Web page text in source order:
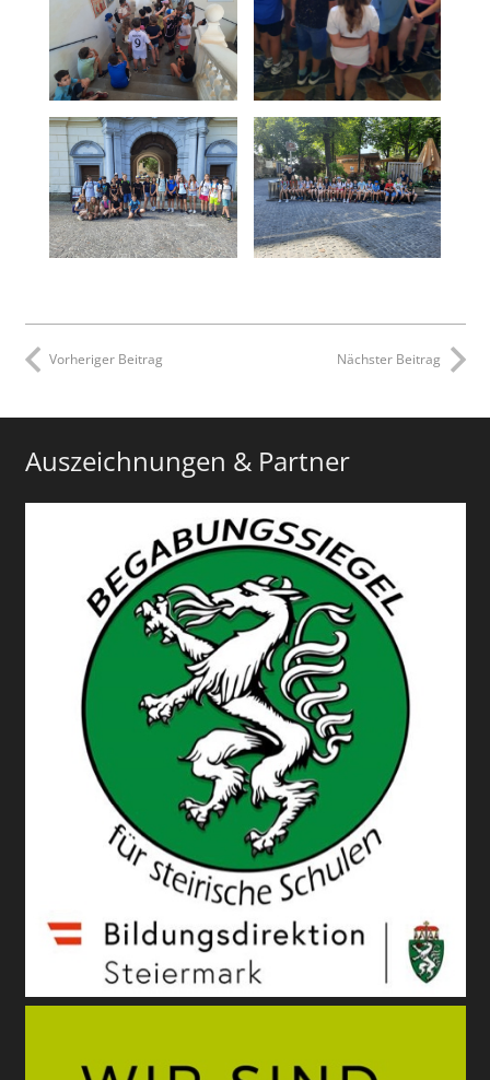
Vorheriger Beitrag Nächster Beitrag
Auszeichnungen & Partner